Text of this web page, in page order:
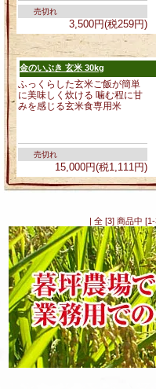
売切れ
3,500円(税259円)
金のいぶき 玄米 30kg
ふっくらした玄米ご飯が簡単
に美味しく炊ける 噛む程に甘
みを感じる玄米食専用米
売切れ
15,000円(税1,111円)
| 全 [3] 商品中